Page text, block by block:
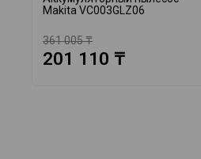
Makita VC003GLZ06
361 005 ₸
201 110 ₸